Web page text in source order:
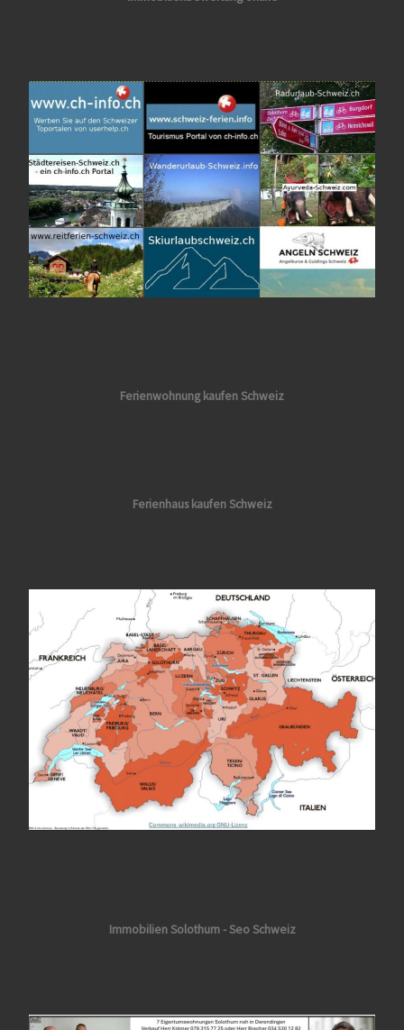
Ferienwohnung kaufen Schweiz
Ferienhaus kaufen Schweiz
Immobilien Solothurn - Seo Schweiz